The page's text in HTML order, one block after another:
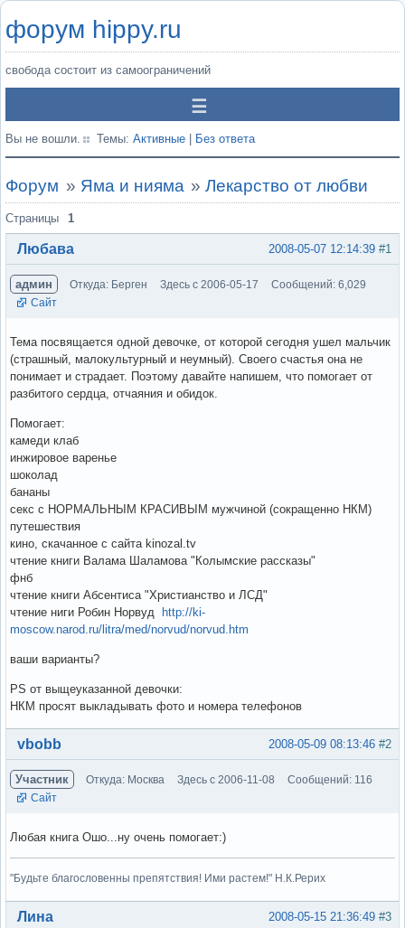
форум hippy.ru
свобода состоит из самоограничений
Вы не вошли. Темы: Активные Без ответа
Форум » Яма и нияма »Лекарство от любви
Страницы 1
#1
2008-05-07 12:14:39
Любава
админ Откуда: Берген Здесь с 2006-05-17
Сообщений: 6,029
Сайт
Тема посвящается одной девочке, от которой сегодня ушел мальчик
(страшный, малокультурный и неумный). Своего счастья она не
понимает и страдает. Поэтому давайте напишем, что помогает от
разбитого сердца, отчаяния и обидок.
Помогает:
камеди клаб
инжировое варенье
шоколад
бананы
секс с НОРМАЛЬНЫМ КРАСИВЫМ мужчиной (сокращенно НКМ)
путешествия
кино, скачанное с сайта kinozal.tv
чтение книги Валама Шаламова "Колымские рассказы"
фнб
чтение книги Абсентиса "Христианство и ЛСД"
чтение ниги Робин Норвуд
http://ki-
moscow.narod.ru/litra/med/norvud/norvud.htm
ваши варианты?
PS от выщеуказанной девочки:
НКМ просят выкладывать фото и номера телефонов
Вне форума #2
2008-05-09 08:13:46
vbobb
Участник Откуда: Москва Здесь с 2006-11-08
Сообщений: 116
Сайт
Любая книга Ошо...ну очень помогает:)
"Будьте благословенны препятствия! Ими растем!" Н.К.Рерих
Вне форума #3
2008-05-15 21:36:49
Лина